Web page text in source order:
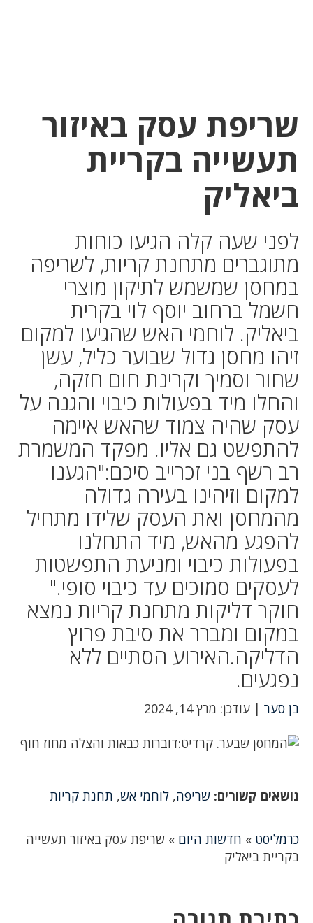
שריפת עסק באיזור
תעשייה בקריית
ביאליק
לפני שעה קלה הגיעו כוחות
מתוגברים מתחנת קריות, לשריפה
במחסן שמשמש לתיקון מוצרי
חשמל ברחוב יוסף לוי בקרית
ביאליק. לוחמי האש שהגיעו למקום
זיהו מחסן גדול שבוער כליל, עשן
שחור וסמיך וקרינת חום חזקה,
והחלו מיד בפעולות כיבוי והגנה על
עסק שהיה צמוד שהאש איימה
להתפשט גם אליו. מפקד המשמרת
רב רשף בני זכרייב סיכם:"הגענו
למקום וזיהינו בעירה גדולה
מהמחסן ואת העסק שלידו מתחיל
להפגע מהאש, מיד התחלנו
בפעולות כיבוי ומניעת התפשטות
לעסקים סמוכים עד כיבוי סופי."
חוקר דליקות מתחנת קריות נמצא
במקום ומברר את סיבת פרוץ
הדליקה.האירוע הסתיים ללא
נפגעים.
בן סער | עודכן: מרץ 14, 2024
נושאים קשורים: שריפה, לוחמי אש, תחנת קריות
כרמליסט » חדשות היום » שריפת עסק באיזור תעשייה
בקריית ביאליק